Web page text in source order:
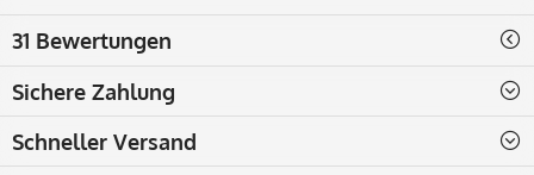
31 Bewertungen
Sichere Zahlung
Schneller Versand